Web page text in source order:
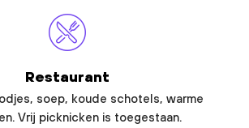
Restaurant
soep, koude schotels, warme
Vrij picknicken is toegestaan.